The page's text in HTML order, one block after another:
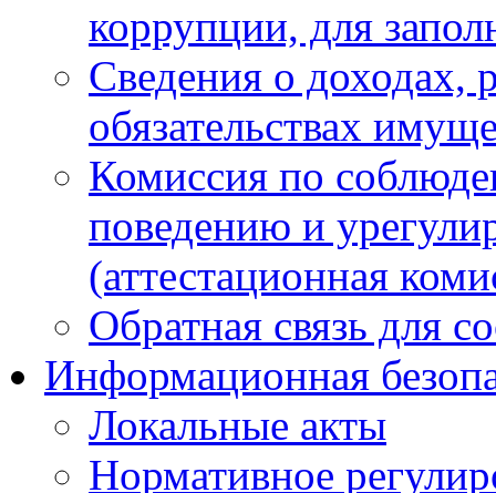
коррупции, для
Сведения о доходах,
обязательствах
Комиссия по
поведению и
(аттестационная
Обратная связь для
Информационная
Локальные акты
Нормативное